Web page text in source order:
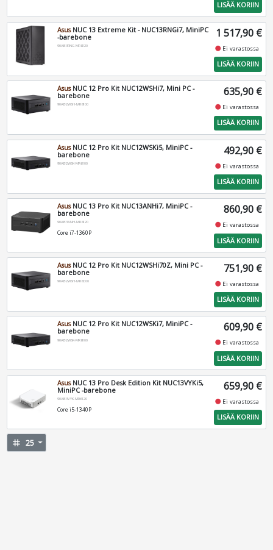
LISÄÄ KORIIN
AsusNUC 13 Extreme Kit - NUC13RNGi7, MiniPC
-barebone
90AB3RNG-MR8120
1 517,90 €
fiber_manual_record Ei varastossa
LISÄÄ KORIIN
AsusNUC 12 Pro Kit NUC12WSHi7, Mini PC -
barebone
90AB2WSH-MR8100
635,90 €
fiber_manual_record Ei varastossa
LISÄÄ KORIIN
AsusNUC 12 Pro Kit NUC12WSKi5, MiniPC -
barebone
90AB2WSK-MR6100
492,90 €
fiber_manual_record Ei varastossa
LISÄÄ KORIIN
AsusNUC 13 Pro Kit NUC13ANHi7, MiniPC -
barebone
90AB3ANH-MR8120
Core i7-1360P
860,90 €
fiber_manual_record Ei varastossa
LISÄÄ KORIIN
AsusNUC 12 Pro Kit NUC12WSHi70Z, Mini PC -
barebone
90AB2WSH-MR8C00
751,90 €
fiber_manual_record Ei varastossa
LISÄÄ KORIIN
AsusNUC 12 Pro Kit NUC12WSKi7, MiniPC -
barebone
90AB2WSK-MR8100
609,90 €
fiber_manual_record Ei varastossa
LISÄÄ KORIIN
AsusNUC 13 Pro Desk Edition Kit NUC13VYKi5,
MiniPC -barebone
90AB3VYK-MR6120
Core i5-1340P
659,90 €
fiber_manual_record Ei varastossa
LISÄÄ KORIIN
tag 25